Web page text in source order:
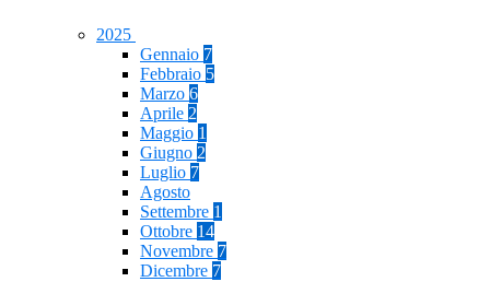
2025
Gennaio 7
Febbraio 5
Marzo 6
Aprile 2
Maggio 1
Giugno 2
Luglio 7
Agosto
Settembre 1
Ottobre 14
Novembre 7
Dicembre 7